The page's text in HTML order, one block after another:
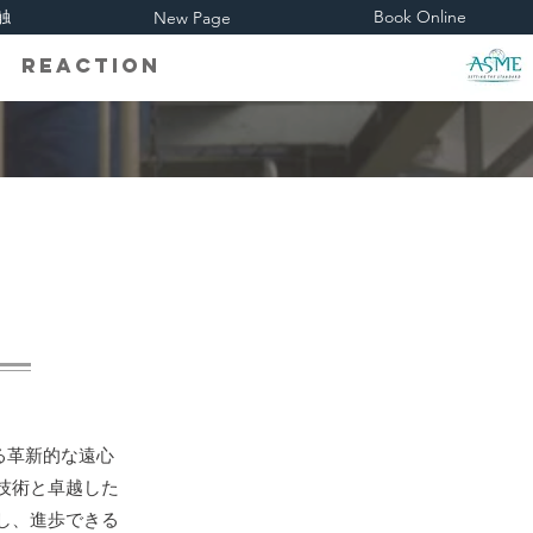
New Page Book Online
革新的な遠心
術と卓越した
、進歩できる